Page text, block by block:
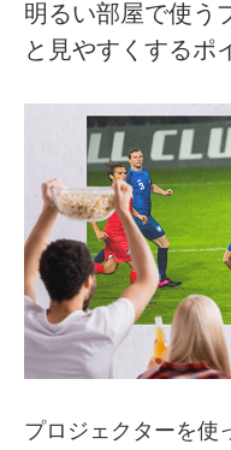
明るい部屋で使う
と見やすくするポ
プロジェクターを使